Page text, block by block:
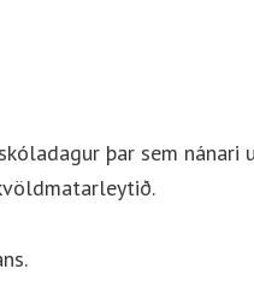
þar sem